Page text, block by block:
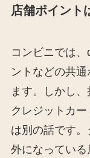
店舗ポイント
コンビニでは
ントなどの共
ます。しかし、
クレジットカ
は別の話です
外になっている